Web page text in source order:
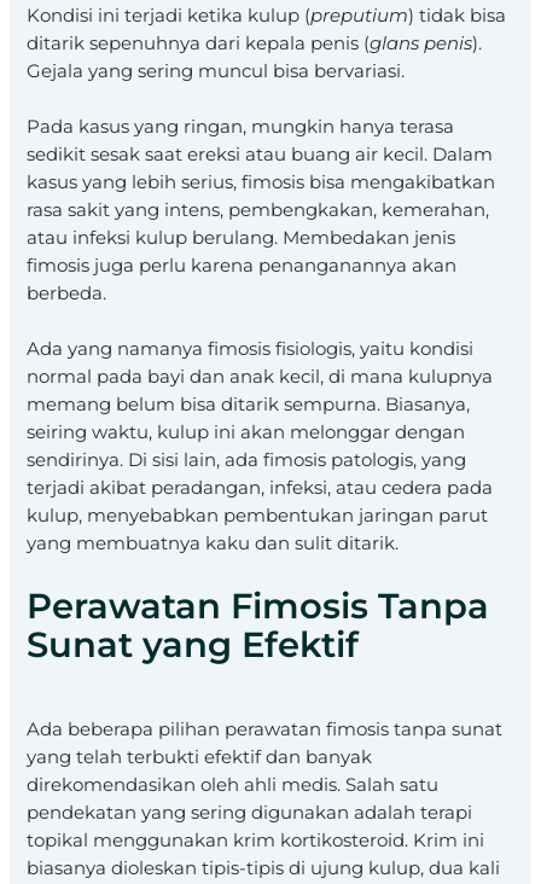
Kondisi ini terjadi ketika kulup (preputium) tidak bisa
ditarik sepenuhnya dari kepala penis (glans penis).
Gejala yang sering muncul bisa bervariasi.
Pada kasus yang ringan, mungkin hanya terasa
sedikit sesak saat ereksi atau buang air kecil. Dalam
kasus yang lebih serius, fimosis bisa mengakibatkan
rasa sakit yang intens, pembengkakan, kemerahan,
atau infeksi kulup berulang. Membedakan jenis
fimosis juga perlu karena penanganannya akan
berbeda.
Ada yang namanya fimosis fisiologis, yaitu kondisi
normal pada bayi dan anak kecil, di mana kulupnya
memang belum bisa ditarik sempurna. Biasanya,
seiring waktu, kulup ini akan melonggar dengan
sendirinya. Di sisi lain, ada fimosis patologis, yang
terjadi akibat peradangan, infeksi, atau cedera pada
kulup, menyebabkan pembentukan jaringan parut
yang membuatnya kaku dan sulit ditarik.
Perawatan Fimosis Tanpa
Sunat yang Efektif
Ada beberapa pilihan perawatan fimosis tanpa sunat
yang telah terbukti efektif dan banyak
direkomendasikan oleh ahli medis. Salah satu
pendekatan yang sering digunakan adalah terapi
topikal menggunakan krim kortikosteroid. Krim ini
biasanya dioleskan tipis-tipis di ujung kulup, dua kali